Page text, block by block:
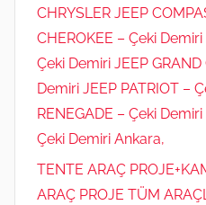
CHRYSLER JEEP
CHEROKEE – Çeki
Çeki Demiri JEEP
Demiri JEEP PATRIOT –
RENEGADE – Çeki
Çeki Demiri Ankara,
TENTE ARAÇ
ARAÇ PROJE TÜM